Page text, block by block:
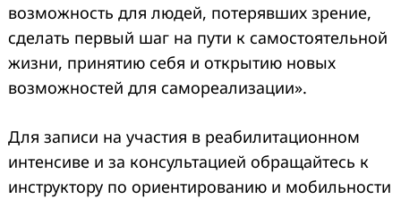
возможность для людей, потерявших зрение,
сделать первый шаг на пути к самостоятельной
жизни, принятию себя и открытию новых
возможностей для самореализации».
Для записи на участия в реабилитационном
интенсиве и за консультацией обращайтесь к
инструктору по ориентированию и мобильности